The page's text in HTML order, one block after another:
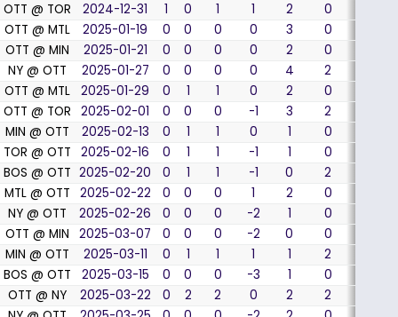
OTT @ TOR
2024-12-31 1 0 1 1 2 0
OTT @ MTL
2025-01-19 0 0 0 0 3 0
OTT @ MIN
2025-01-21 0 0 0 0 2 0
NY @ OTT
2025-01-27 0 0 0 0 4 2
OTT @ MTL
2025-01-29 0 1 1 0 2 0
OTT @ TOR
2025-02-01 0 0 0 -1 3 2
MIN @ OTT
2025-02-13 0 1 1 0 1 0
TOR @ OTT
2025-02-16 0 1 1 -1 1 0
BOS @ OTT 2025-02-20 0 1 1 -1 0 2
MTL @ OTT
2025-02-22 0 0 0 1 2 0
NY @ OTT
2025-02-26 0 0 0 -2 1 0
OTT @ MIN
2025-03-07 0 0 0 -2 0 0
MIN @ OTT
2025-03-11 0 1 1 1 1 2
BOS @ OTT
2025-03-15 0 0 0 -3 1 0
OTT @ NY
2025-03-22 0 2 2 0 2 2